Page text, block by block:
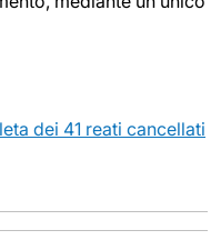
dei 41 reati cancellati